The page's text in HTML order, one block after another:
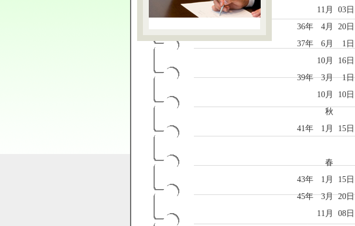
11月
03日
36年
4月 20日
37年
6月 1日
10月
16日
39年
3月 1日
10月
10日
秋
41年
1月 15日
春
43年
1月 15日
45年
3月 20日
11月
08日